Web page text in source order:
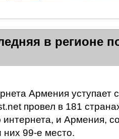
в регионе
Армения уступает
провел в 181
интернета, и Армения,
них 99-е место.